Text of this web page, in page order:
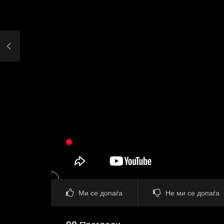
Ми се допаѓа Не ми се допаѓа